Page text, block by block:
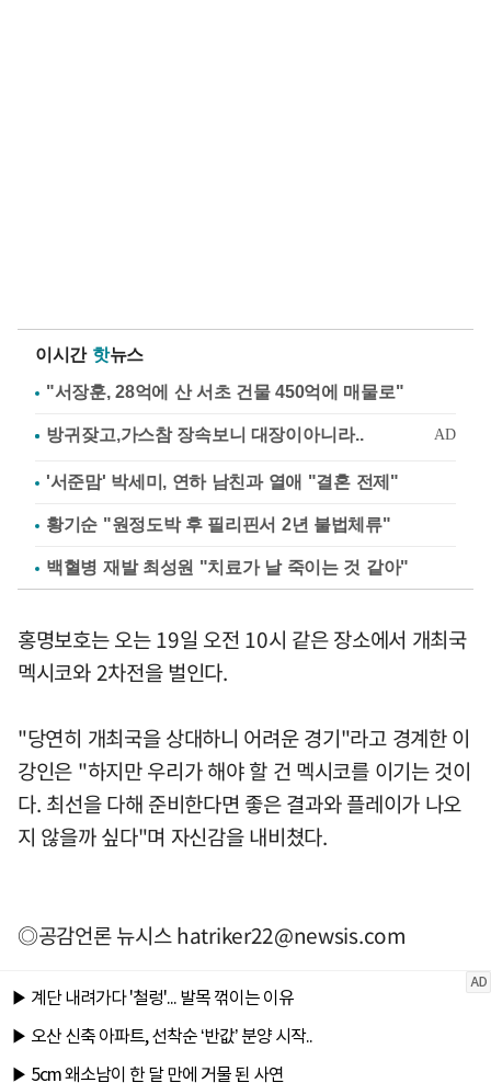
이시간 핫뉴스
"서장훈, 28억에 산 서초 건물 450억에 매물로"
'서준맘' 박세미, 연하 남친과 열애 "결혼 전제"
황기순 "원정도박 후 필리핀서 2년 불법체류"
백혈병 재발 최성원 "치료가 날 죽이는 것 같아"
홍명보호는 오는 19일 오전 10시 같은 장소에서 개최국
멕시코와 2차전을 벌인다.
"당연히 개최국을 상대하니 어려운 경기"라고 경계한 이
강인은 "하지만 우리가 해야 할 건 멕시코를 이기는 것이
다. 최선을 다해 준비한다면 좋은 결과와 플레이가 나오
지 않을까 싶다"며 자신감을 내비쳤다.
◎공감언론 뉴시스hatriker22@newsis.com